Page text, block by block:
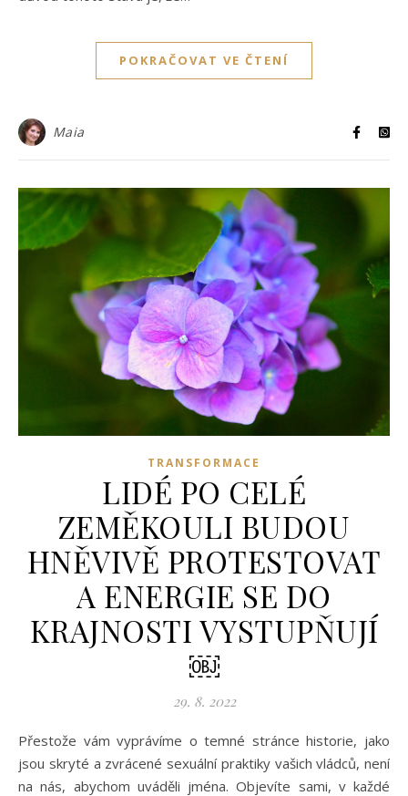
POKRAČOVAT VE ČTENÍ
Maia
TRANSFORMACE
LIDÉ PO CELÉ
ZEMĚKOULI BUDOU
HNĚVIVĚ PROTESTOVAT
A ENERGIE SE DO
KRAJNOSTI VYSTUPŇUJÍ
￼
29. 8. 2022
Přestože vám vyprávíme o temné stránce historie, jako
jsou skryté a zvrácené sexuální praktiky vašich vládců, není
na nás, abychom uváděli jména. Objevíte sami, v každé